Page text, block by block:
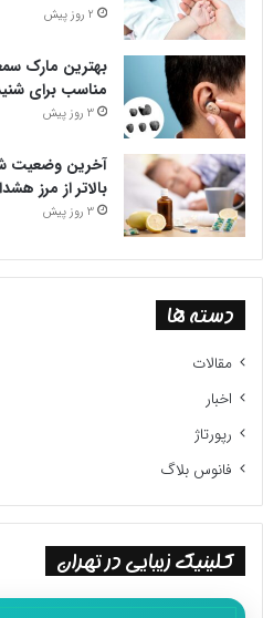
2 روز پیش
بهترین مارک
مناسب برای
3 روز پیش
بالاتر از مرز
3 روز پیش
دسته ها
مقالات
اخبار
رپورتاژ
فانوس بلاگ
کلینیک زیبایی در تهران